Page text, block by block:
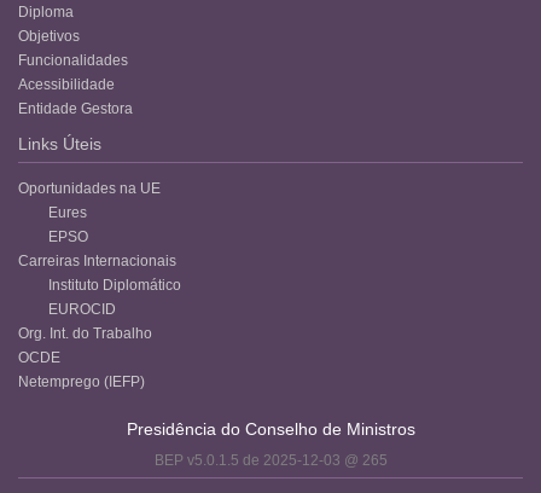
Diploma
Objetivos
Funcionalidades
Acessibilidade
Entidade Gestora
Links Úteis
Oportunidades na UE
Eures
EPSO
Carreiras Internacionais
Instituto Diplomático
EUROCID
Org. Int. do Trabalho
OCDE
Netemprego (IEFP)
Presidência do Conselho de Ministros
BEP v5.0.1.5 de 2025-12-03 @ 265